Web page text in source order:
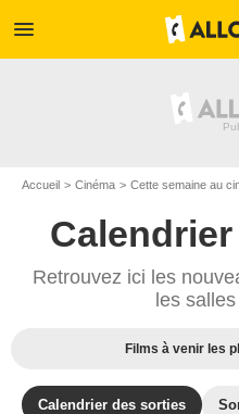
menu
Accueil Cinéma Cette semaine au
Retrouvez ici les
les
Films à venir les
Calendrier des sorties